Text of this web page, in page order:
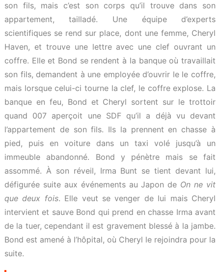
son fils, mais c’est son corps qu’il trouve dans son
appartement, tailladé. Une équipe d’experts
scientifiques se rend sur place, dont une femme, Cheryl
Haven, et trouve une lettre avec une clef ouvrant un
coffre. Elle et Bond se rendent à la banque où travaillait
son fils, demandent à une employée d’ouvrir le le coffre,
mais lorsque celui-ci tourne la clef, le coffre explose. La
banque en feu, Bond et Cheryl sortent sur le trottoir
quand 007 aperçoit une SDF qu’il a déjà vu devant
l’appartement de son fils. Ils la prennent en chasse à
pied, puis en voiture dans un taxi volé jusqu’à un
immeuble abandonné. Bond y pénètre mais se fait
assommé. À son réveil, Irma Bunt se tient devant lui,
défigurée suite aux événements au Japon de On ne vit
que deux fois. Elle veut se venger de lui mais Cheryl
intervient et sauve Bond qui prend en chasse Irma avant
de la tuer, cependant il est gravement blessé à la jambe.
Bond est amené à l’hôpital, où Cheryl le rejoindra pour la
suite.